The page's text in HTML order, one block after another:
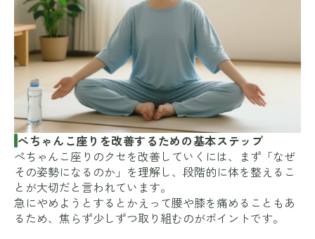
ぺちゃんこ座りを改善するための基本ステップ
ぺちゃんこ座りのクセを改善していくには、まず「なぜ
その姿勢になるのか」を理解し、段階的に体を整えるこ
とが大切だと言われています。
急にやめようとするとかえって腰や膝を痛めることもあ
るため、焦らず少しずつ取り組むのがポイントです。